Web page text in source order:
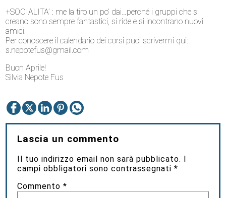
+SOCIALITA’ : me la tiro un po’ dai…perché i gruppi che si
creano sono sempre fantastici, si ride e si incontrano nuovi
amici.
Per conoscere il calendario dei corsi puoi scrivermi qui:
s.nepotefus@gmail.com
Buon Aprile!
Silvia Nepote Fus
Lascia un commento
Il tuo indirizzo email non sarà pubblicato. I
campi obbligatori sono contrassegnati*
Commento*